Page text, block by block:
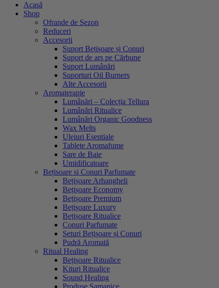
Acasă
Shop
Ofrande de Sezon
Reduceri
Accesorii
Suport Bețișoare și Conuri
Suport de ars pe Cărbune
Suport Lumânări
Suporturi Oil Burners
Alte Accesorii
Aromaterapie
Lumânări – Colecția Tellura
Lumânări Ritualice
Lumânări Organic Goodness
Wax Melts
Uleiuri Esentiale
Tablete Aromafume
Sare de Baie
Umidificatoare
Bețisoare si Conuri Parfumate
Bețișoare Arhangheli
Bețișoare Economy
Bețișoare Premium
Bețișoare Luxury
Bețișoare Ritualice
Conuri Parfumate
Seturi Bețișoare și Conuri
Pudră Aromată
Ritual Healing
Bețișoare Ritualice
Kituri Ritualice
Sound Healing
Produse Șamanice